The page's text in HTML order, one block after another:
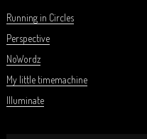
Running in Circles
Perspective
NoWordz
My little timemachine
Illuminate